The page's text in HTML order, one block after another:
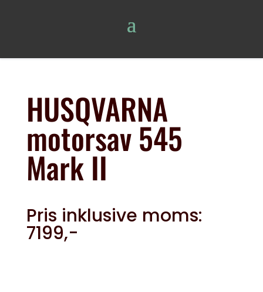
HUSQVARNA
motorsav 545
Mark II
Pris inklusive moms:
7199,-